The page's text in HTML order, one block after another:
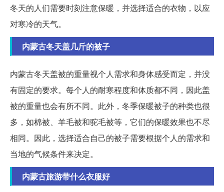
冬天的人们需要时刻注意保暖，并选择适合的衣物，以应
对寒冷的天气。
内蒙古冬天盖几斤的被子
内蒙古冬天盖被的重量视个人需求和身体感受而定，并没
有固定的要求。每个人的耐寒程度和体质都不同，因此盖
被的重量也会有所不同。此外，冬季保暖被子的种类也很
多，如棉被、羊毛被和驼毛被等，它们的保暖效果也不尽
相同。因此，选择适合自己的被子需要根据个人的需求和
当地的气候条件来决定。
内蒙古旅游带什么衣服好